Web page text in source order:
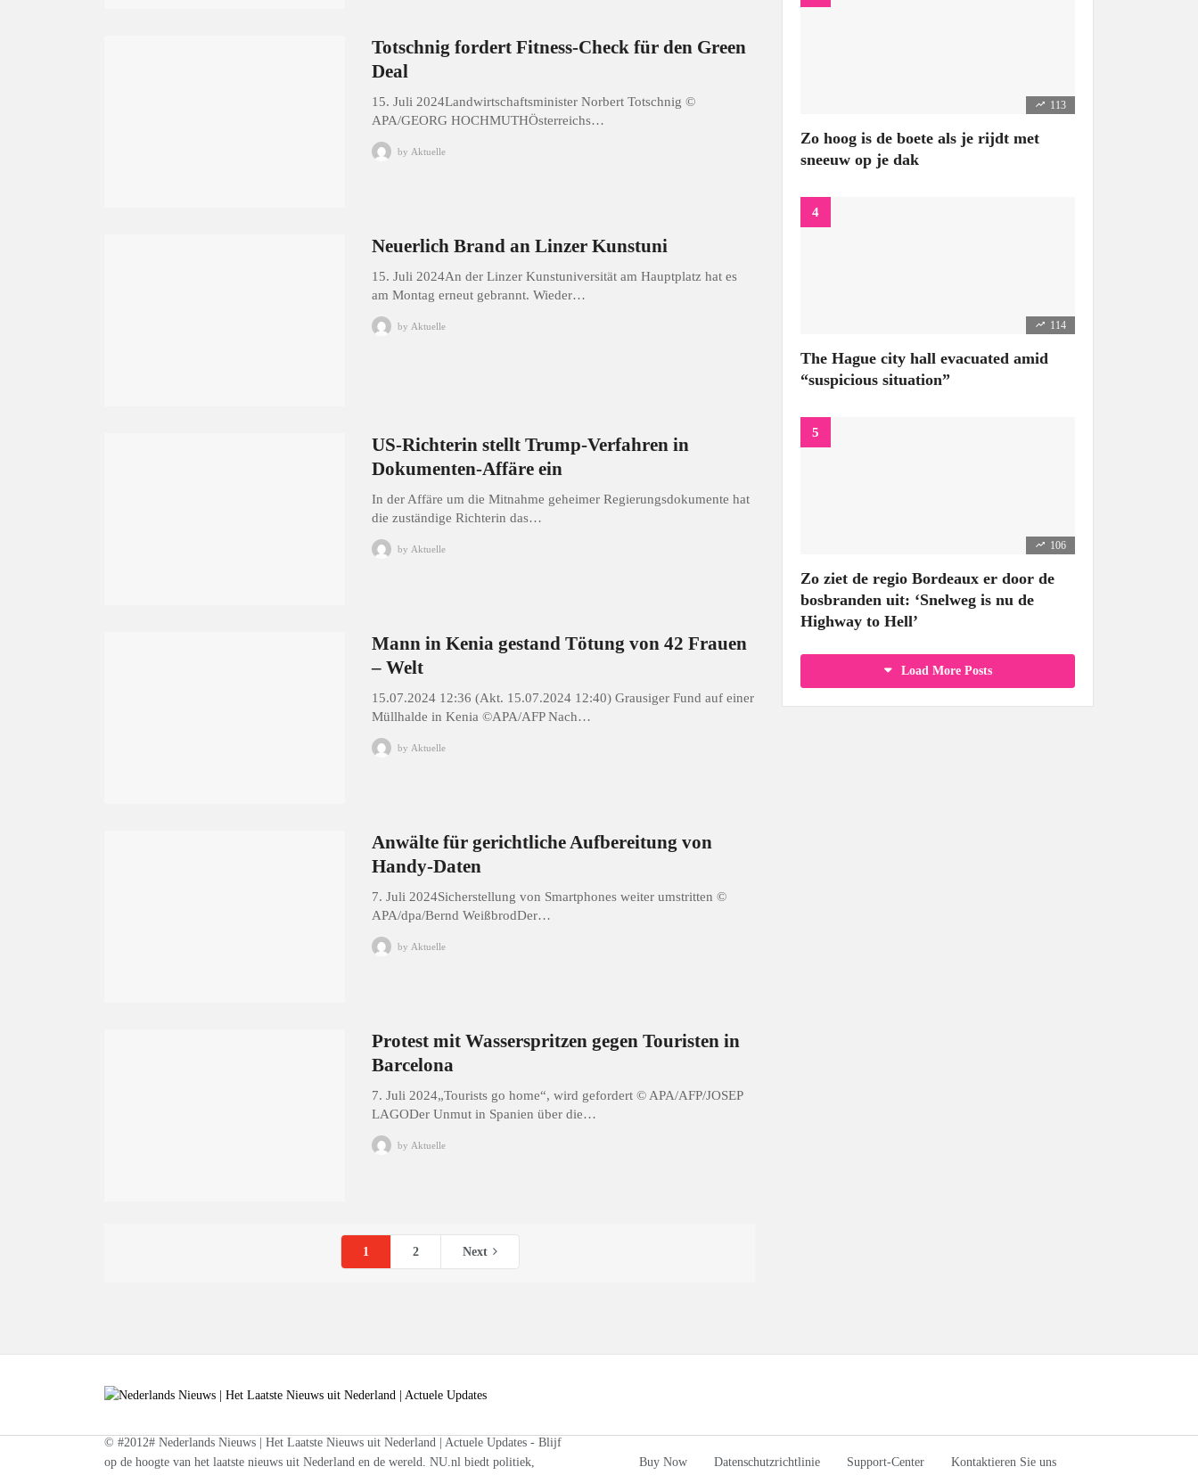
Totschnig fordert Fitness-Check für den Green
Deal
15. Juli 2024Landwirtschaftsminister Norbert Totschnig ©
APA/GEORG HOCHMUTHÖsterreichs…
by Aktuelle
Neuerlich Brand an Linzer Kunstuni
15. Juli 2024An der Linzer Kunstuniversität am Hauptplatz hat es
am Montag erneut gebrannt. Wieder…
by Aktuelle
US-Richterin stellt Trump-Verfahren in
Dokumenten-Affäre ein
In der Affäre um die Mitnahme geheimer Regierungsdokumente hat
die zuständige Richterin das…
by Aktuelle
Mann in Kenia gestand Tötung von 42 Frauen
– Welt
15.07.2024 12:36 (Akt. 15.07.2024 12:40) Grausiger Fund auf einer
Müllhalde in Kenia ©APA/AFP Nach…
by Aktuelle
Anwälte für gerichtliche Aufbereitung von
Handy-Daten
7. Juli 2024Sicherstellung von Smartphones weiter umstritten ©
APA/dpa/Bernd WeißbrodDer…
by Aktuelle
Protest mit Wasserspritzen gegen Touristen in
Barcelona
7. Juli 2024„Tourists go home“, wird gefordert © APA/AFP/JOSEP
LAGODer Unmut in Spanien über die…
by Aktuelle
1 2 Next
113
Zo hoog is de boete als je rijdt met
sneeuw op je dak
114
The Hague city hall evacuated amid
“suspicious situation”
106
Zo ziet de regio Bordeaux er door de
bosbranden uit: ‘Snelweg is nu de
Highway to Hell’
Load More Posts
© #2012# Nederlands Nieuws | Het Laatste Nieuws uit Nederland | Actuele Updates - Blijf
op de hoogte van het laatste nieuws uit Nederland en de wereld. NU.nl biedt politiek,
Buy Now Datenschutzrichtlinie Support-Center Kontaktieren Sie uns